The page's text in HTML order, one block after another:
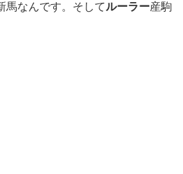
馬なんです。そしてルーラー産駒